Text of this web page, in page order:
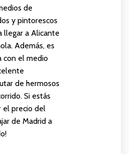
de
y pintorescos
llegar a Alicante
Además, es
con el medio
de hermosos
Si estás
el precio del
de Madrid a